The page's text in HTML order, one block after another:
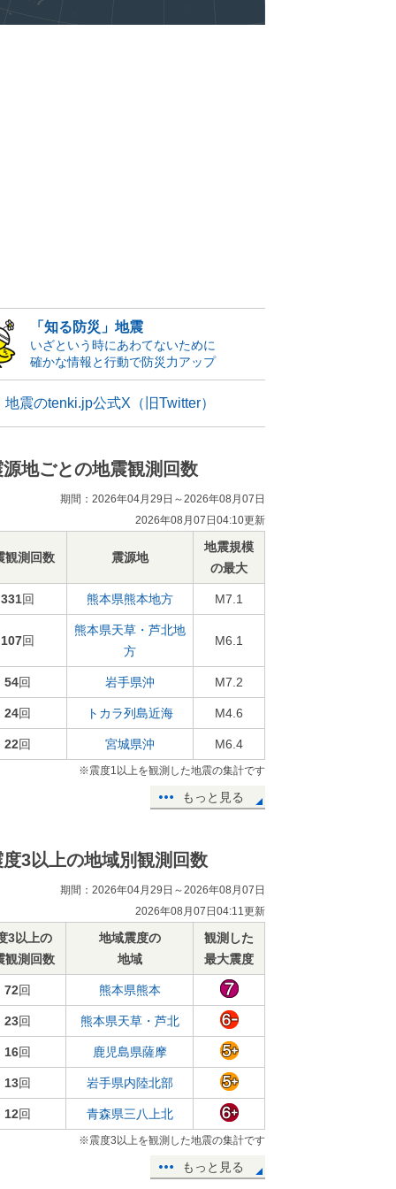
「知る防災」地震
いざという時にあわてないために
確かな情報と行動で防災力アップ
地震のtenki.jp公式X（旧Twitter）
源地ごとの地震観測回数
期間：2026年04月29日～2026年08月07日
2026年08月07日04:10更新
観測回数 震源地
地震規模
の最大
331回 熊本県熊本地方 M7.1
107回
熊本県天草・芦北地
方
M6.1
54回 岩手県沖 M7.2
24回 トカラ列島近海 M4.6
22回 宮城県沖 M6.4
※震度1以上を観測した地震の集計です
もっと見る
度3以上の地域別観測回数
期間：2026年04月29日～2026年08月07日
2026年08月07日04:11更新
3以上の
観測回数
地域震度の
地域
観測した
最大震度
72回 熊本県熊本
23回 熊本県天草・芦北
16回 鹿児島県薩摩
13回 岩手県内陸北部
12回 青森県三八上北
※震度3以上を観測した地震の集計です
もっと見る